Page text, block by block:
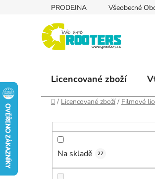
PRODEJNA Všeobecné
Licencované zboží
Domů
/ Licencované zboží / Filmové
Na skladě 27